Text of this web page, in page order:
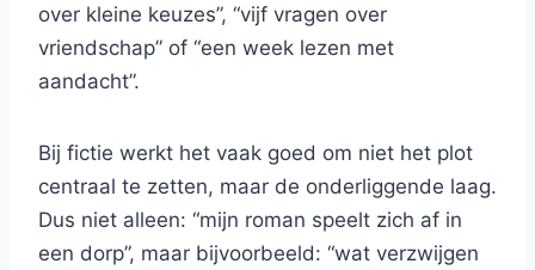
over kleine keuzes”, “vijf vragen over
vriendschap” of “een week lezen met
aandacht”.
Bij fictie werkt het vaak goed om niet het plot
centraal te zetten, maar de onderliggende laag.
Dus niet alleen: “mijn roman speelt zich af in
een dorp”, maar bijvoorbeeld: “wat verzwijgen